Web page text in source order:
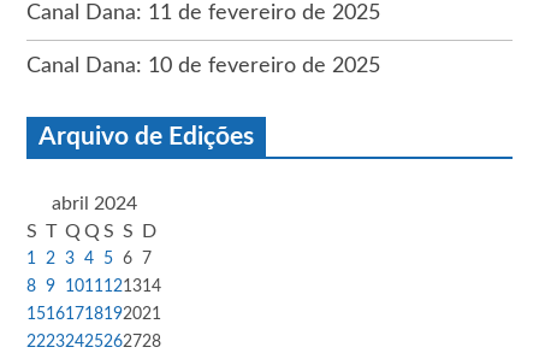
Canal Dana: 11 de fevereiro de 2025
Canal Dana: 10 de fevereiro de 2025
Arquivo de Edições
abril 2024
S T Q Q S S D
1 2 3 4 5 6
7
8 9 1011 121314
15161718192021
22232425262728